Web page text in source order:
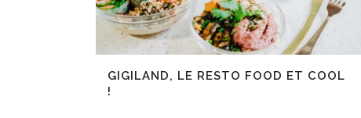
GIGILAND, LE RESTO FOOD ET COOL
!